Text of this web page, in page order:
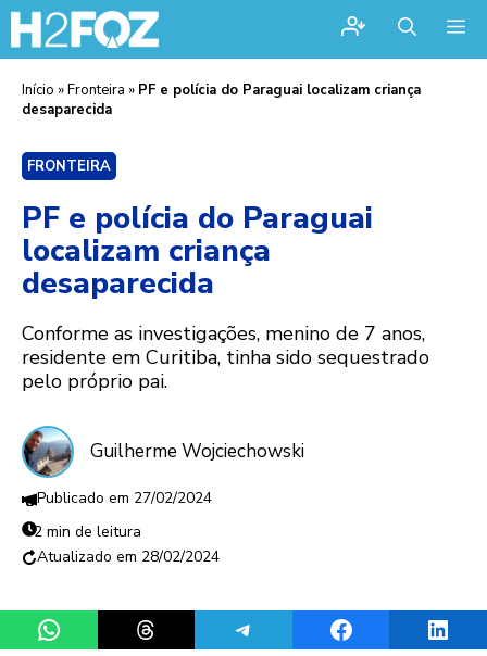
Início »Fronteira » PF e polícia do Paraguai localizam criança
desaparecida
FRONTEIRA
PF e polícia do Paraguai
localizam criança
desaparecida
Conforme as investigações, menino de 7 anos,
residente em Curitiba, tinha sido sequestrado
pelo próprio pai.
Guilherme Wojciechowski
27/02/2024
2 min de leitura
28/02/2024
Share on WhatsAppShare on ThreadsShare on TelegramShare on Facebook